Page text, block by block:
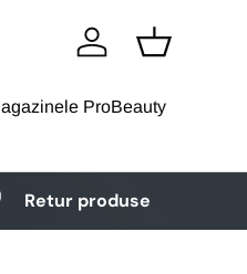
Logare Cos
ProBeauty
Retur produse